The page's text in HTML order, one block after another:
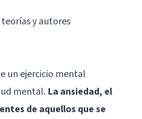
y autores
un ejercicio mental
mental. La ansiedad, el
de aquellos que se